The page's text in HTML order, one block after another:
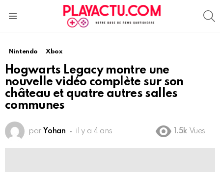
Nintendo Xbox
Hogwarts Legacy montre une
nouvelle vidéo complète sur son
château et quatre autres salles
communes
par Yohan il y a 4 ans 1.5k Vues